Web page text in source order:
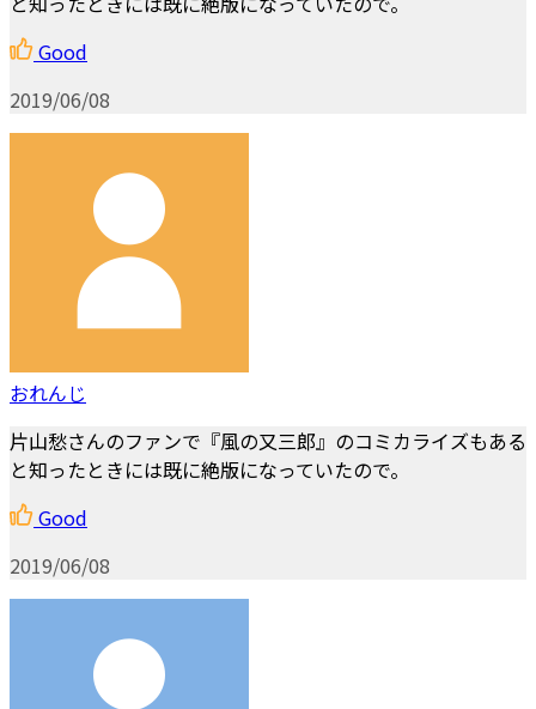
Good
2019/06/08
おれんじ
片山愁さんのファンで『風の又三郎』のコミカライズもある
と知ったときには既に絶版になっていたので。
Good
2019/06/08